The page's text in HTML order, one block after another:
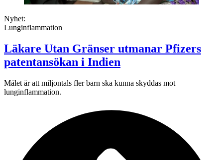
Nyhet:
Lunginflammation
Läkare Utan Gränser utmanar Pfizers
patentansökan i Indien
Målet är att miljontals fler barn ska kunna skyddas mot
lunginflammation.